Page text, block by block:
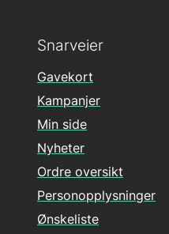
Snarveier
Gavekort
Kampanjer
Min side
Nyheter
Ordre oversikt
Personopplysninger
Ønskeliste